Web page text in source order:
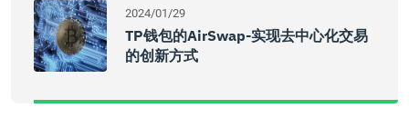
2024/01/29
TP钱包的AirSwap-实现去中心化交易
的创新方式